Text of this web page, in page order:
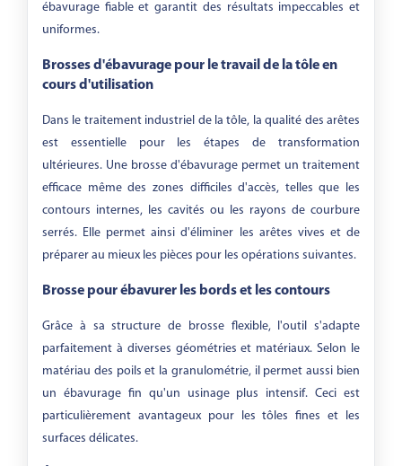
ébavurage fiable et garantit des résultats impeccables et
uniformes.
Brosses d'ébavurage pour le travail de la tôle en
cours d'utilisation
Dans le traitement industriel de la tôle, la qualité des arêtes
est essentielle pour les étapes de transformation
ultérieures. Une brosse d'ébavurage permet un traitement
efficace même des zones difficiles d'accès, telles que les
contours internes, les cavités ou les rayons de courbure
serrés. Elle permet ainsi d'éliminer les arêtes vives et de
préparer au mieux les pièces pour les opérations suivantes.
Brosse pour ébavurer les bords et les contours
Grâce à sa structure de brosse flexible, l'outil s'adapte
parfaitement à diverses géométries et matériaux. Selon le
matériau des poils et la granulométrie, il permet aussi bien
un ébavurage fin qu'un usinage plus intensif. Ceci est
particulièrement avantageux pour les tôles fines et les
surfaces délicates.